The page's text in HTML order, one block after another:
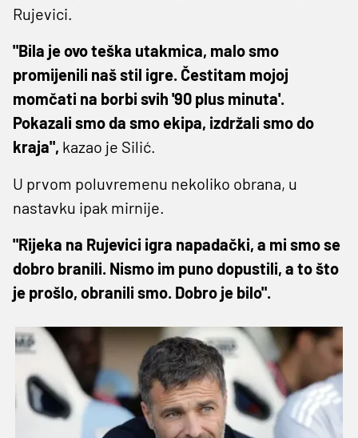
Rujevici.
"Bila je ovo teška utakmica, malo smo
promijenili naš stil igre. Čestitam mojoj
momčati na borbi svih '90 plus minuta'.
Pokazali smo da smo ekipa, izdržali smo do
kraja", kazao je Silić.
U prvom poluvremenu nekoliko obrana, u
nastavku ipak mirnije.
"Rijeka na Rujevici igra napadački, a mi smo se
dobro branili. Nismo im puno dopustili, a to što
je prošlo, obranili smo. Dobro je bilo".